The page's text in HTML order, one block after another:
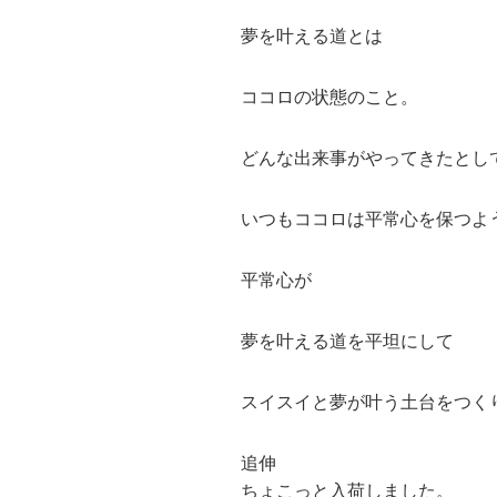
夢を叶える道とは
ココロの状態のこと。
どんな出来事がやってきたとし
いつもココロは平常心を保つよ
平常心が
夢を叶える道を平坦にして
スイスイと夢が叶う土台をつく
追伸
ちょこっと入荷しました。